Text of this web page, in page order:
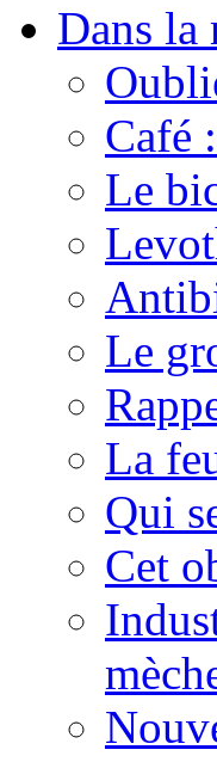
Dans la
Café
Le
Le
La
Qui
Cet